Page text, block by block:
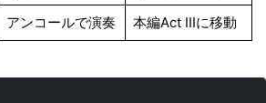
アンコールで演奏 本編Act IIIに移動